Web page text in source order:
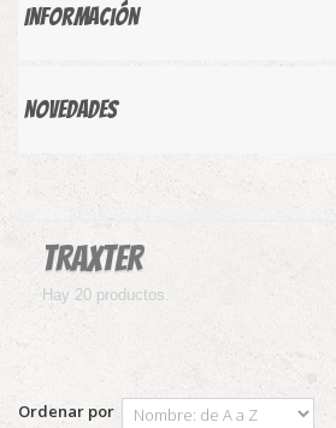
Información
Novedades
Traxter
Hay 20 productos.
Ordenar por